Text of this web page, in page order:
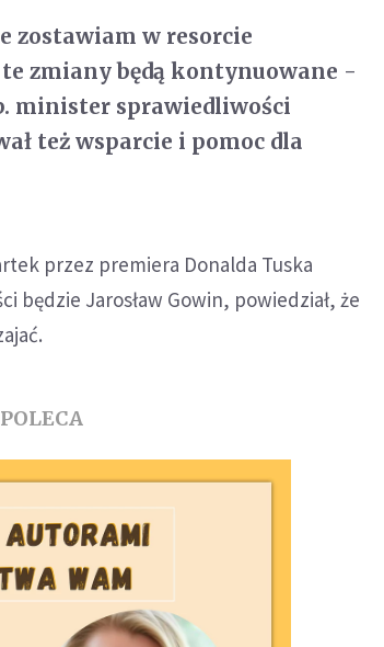
zostawiam w resorcie
zmiany będą kontynuowane -
minister sprawiedliwości
też wsparcie i pomoc dla
przez premiera Donalda Tuska
Jarosław Gowin, powiedział, że